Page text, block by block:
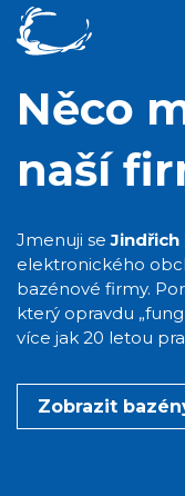
Něco
naší
Jmenuji seJindřich
elektronického
bazénové firmy.
který opravdu
více jak 20 letou
Zobrazit